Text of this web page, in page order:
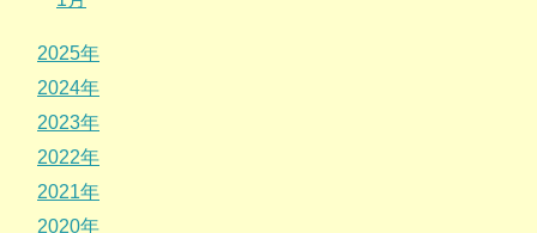
2025年
2024年
2023年
2022年
2021年
2020年